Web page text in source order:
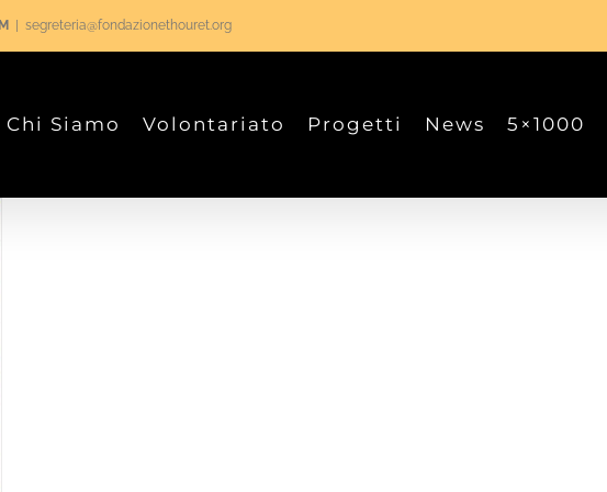
segreteria@fondazionethouret.org
Chi Siamo Volontariato Progetti News 5×1000